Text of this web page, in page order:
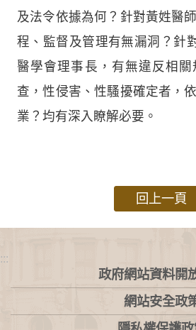
及法令依據為何？針對黃姓醫
程、監督及管理有無漏洞？針
醫學會理事長，有無違反相
查，性侵害、性騷擾確定者，
業？均有深入瞭解必要。
回上一頁
:::
政府網站資料開
網站安全政